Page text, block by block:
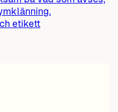
etikett